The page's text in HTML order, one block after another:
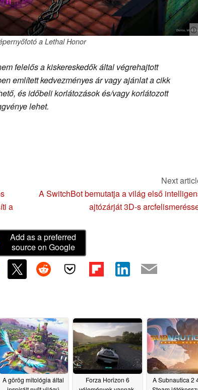
ⓘ
a Lethal Honor
felelős a kiskereskedők által végrehajtott
említett kedvezményes ár vagy ajánlat a cikk
és időbeli korlátozások és/vagy korlátozott
lehet.
a
Next
A SwitchBot bemutatja a világ első
ajtózárját 3D-s
Add as a preferred
source on Google
A görög mitológia által
Forza Horizon 6
A Subnautica 2